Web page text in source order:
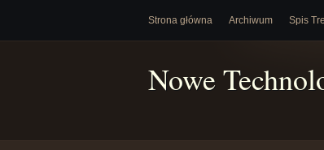
Strona główna Archiwum Spis
Nowe